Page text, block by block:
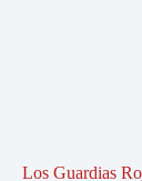
Los Guardias